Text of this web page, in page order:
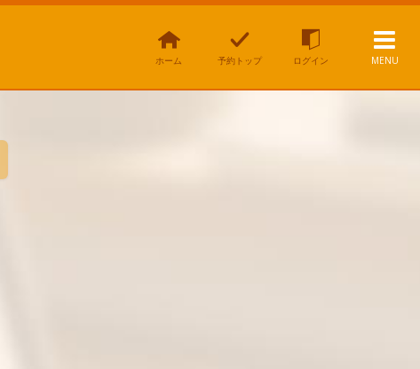
ホーム 予約トップ ログイン MENU